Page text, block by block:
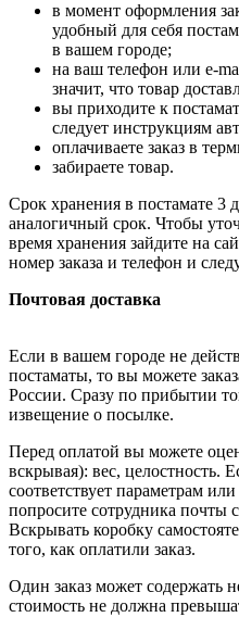
в момент оформления
удобный для себя
в вашем городе;
на ваш телефон или e-
значит, что товар
вы приходите к
следует инструкциям
оплачиваете заказ в
забираете товар.
Срок хранения в постамате 3
аналогичный срок. Чтобы
время хранения зайдите на
номер заказа и телефон и
Почтовая доставка
Если в вашем городе не
постаматы, то вы можете
России. Сразу по прибытии
извещение о посылке.
Перед оплатой вы можете
вскрывая): вес, целостность.
соответствует параметрам
попросите сотрудника почты
Вскрывать коробку
того, как оплатили заказ.
Один заказ может содержать
стоимость не должна